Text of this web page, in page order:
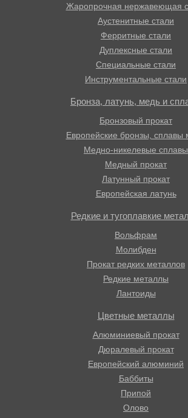
Жаропрочная нержавеющая
Аустенитные стали
Ферритные стали
Дуплексные стали
Специальные стали
Инструментальные стали
Бронза, латунь, медь и
Бронзовый прокат
Европейские бронзы, сплавы
Медно-никелевые сплавы
Медный прокат
Латунный прокат
Европейская латунь
Редкие и тугоплавкие
Вольфрам
Молибден
Прокат редких металлов
Редкие металлы
Лантоиды
Цветные металлы
Алюминиевый прокат
Дюралевый прокат
Европейский алюминий
Баббиты
Припой
Олово